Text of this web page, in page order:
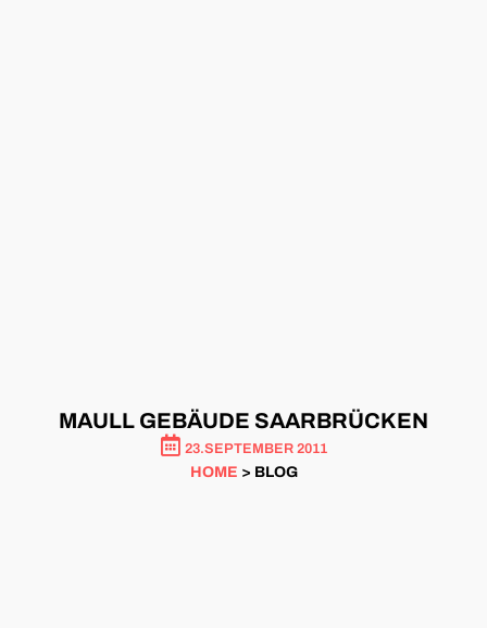
MAULL GEBÄUDE SAARBRÜCKEN
23.SEPTEMBER 2011
HOME > BLOG